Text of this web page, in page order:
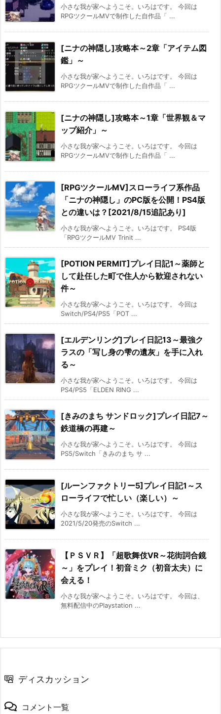
小さな我が家へようこそ。いろはです。 今回は
RPGツクールMVで制作した自作品「 ...
[ニナの神隠し]攻略本～2章「アイテム図
鑑」～
小さな我が家へようこそ。いろはです。 今回は
RPGツクールMVで制作した自作品「 ...
[ニナの神隠し]攻略本～1章「世界観＆マ
ップ紹介」～
小さな我が家へようこそ。いろはです。 今回は
RPGツクールMVで制作した自作品「 ...
[RPGツクールMV]スローライフ系作品
「ニナの神隠し」のPC版を公開！PS4版
との違いは？[2021/8/15追記あり]
小さな我が家へようこそ。いろはです。 PS4版
「RPGツクールMV Trinit ...
[POTION PERMIT]プレイ日記1～薬師と
して赴任した町で住人から歓迎されない
件～
小さな我が家へようこそ。いろはです。 今回は
Switch/PS4/PS5「POT ...
[エルデンリング]プレイ日記13～最強ク
ラスの「写し身の雫の遺灰」を手に入れ
る～
小さな我が家へようこそ。いろはです。 今回は
PS4/PS5「ELDEN RING ...
[きみのまち サンドロック]プレイ日記7～
鉄道橋の再建～
小さな我が家へようこそ。いろはです。 今回は
PS5/Switch「きみのまち サ ...
[ルーンファクトリー5]プレイ日記1～ス
ローライフで忙しい（楽しい）～
小さな我が家へようこそ。いろはです。 今回は
2021/5/20発売のSwitch ...
【ＰＳＶＲ】「超歌舞伎VR～花街詞合鏡
～」をプレイ！初音ミク（初音太夫）に
会える！
小さな我が家へようこそ。いろはです。 今回は、
無料配信中のPlaystation ...
ディスカッション
コメント一覧